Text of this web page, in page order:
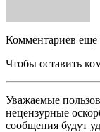
Комментариев еще
Чтобы оставить
Уважаемые
нецензурные
сообщения будут